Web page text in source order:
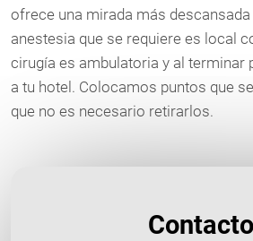
ofrece una mirada más descansada
anestesia que se requiere es local
cirugía es ambulatoria y al terminar
a tu hotel. Colocamos puntos que
que no es necesario retirarlos.
Contacto